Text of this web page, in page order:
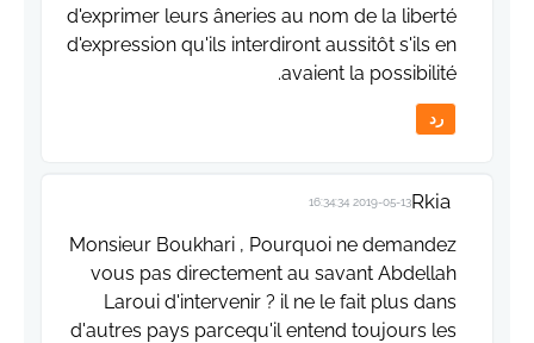
d'exprimer leurs âneries au nom de la liberté
d'expression qu'ils interdiront aussitôt s'ils en
avaient la possibilité.
رد
Rkia
2019-05-13 16:34:34
Monsieur Boukhari , Pourquoi ne demandez
vous pas directement au savant Abdellah
Laroui d'intervenir ? il ne le fait plus dans
d'autres pays parcequ'il entend toujours les